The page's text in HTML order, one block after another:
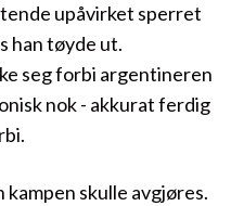
upåvirket sperret
han tøyde ut.
seg forbi argentineren
nok - akkurat ferdig
skulle avgjøres.